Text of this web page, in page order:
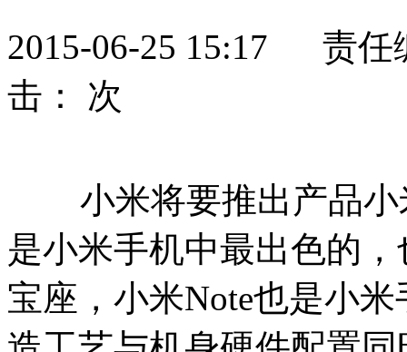
2015-06-25 15:17 责
击： 次
小米将要推出产品小
是小米手机中最出色的
宝座，小米Note也是小